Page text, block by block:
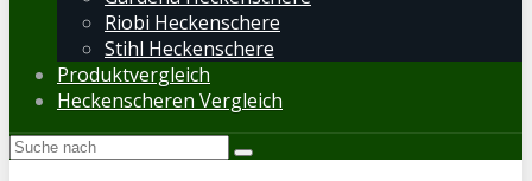
Riobi Heckenschere
Stihl Heckenschere
Produktvergleich
Heckenscheren Vergleich